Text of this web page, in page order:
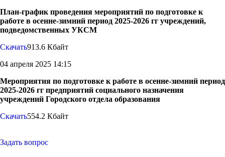
План-график проведения мероприятий по подготовке к
работе в осенне-зимний период 2025-2026 гг учреждений,
подведомственных УКСМ
Скачать913.6 Кбайт
04 апреля 2025 14:15
Мероприятия по подготовке к работе в осенне-зимний период
2025-2026 гг предприятий социального назначения
учреждений Городского отдела образования
Скачать554.2 Кбайт
Задать вопрос